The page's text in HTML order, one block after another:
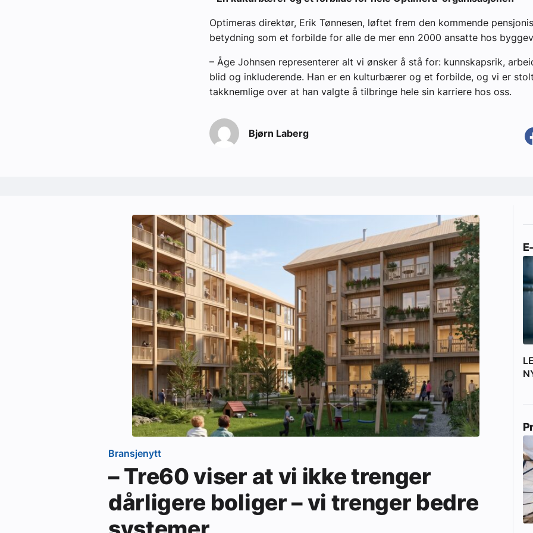
Optimeras direktør, Erik Tønnesen, løftet frem den kommende
betydning som et forbilde for alle de mer enn 2000 ansatte hos
– Åge Johnsen representerer alt vi ønsker å stå for: kunnskapsrik,
blid og inkluderende. Han er en kulturbærer og et forbilde, og vi er
takknemlige over at han valgte å tilbringe hele sin karriere hos oss.
Bjørn Laberg
Bransjenytt
– Tre60 viser at vi ikke trenger
dårligere boliger – vi trenger bedre